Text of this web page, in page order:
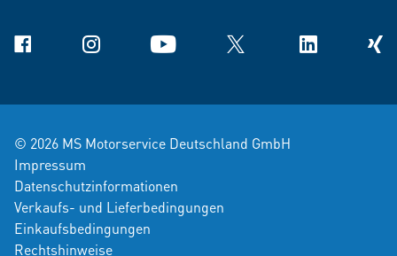
Facebook Instagram YouTube X Linkedin Xing
© 2026 MS Motorservice Deutschland GmbH
Impressum
Datenschutzinformationen
Verkaufs- und Lieferbedingungen
Einkaufsbedingungen
Rechtshinweise